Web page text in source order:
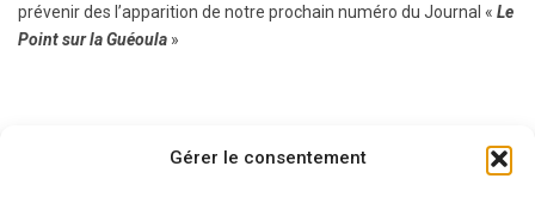
Gérer le consentement
prévenir des l’apparition de notre prochain numéro du Journal « Le
Point sur la Guéoula »
CONTINUE READING 0